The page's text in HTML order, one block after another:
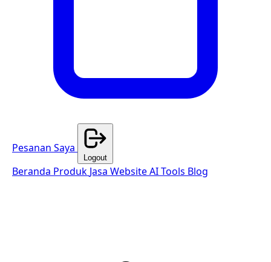
Pesanan Saya
Logout
Beranda Produk Jasa WebsiteAI Tools Blog